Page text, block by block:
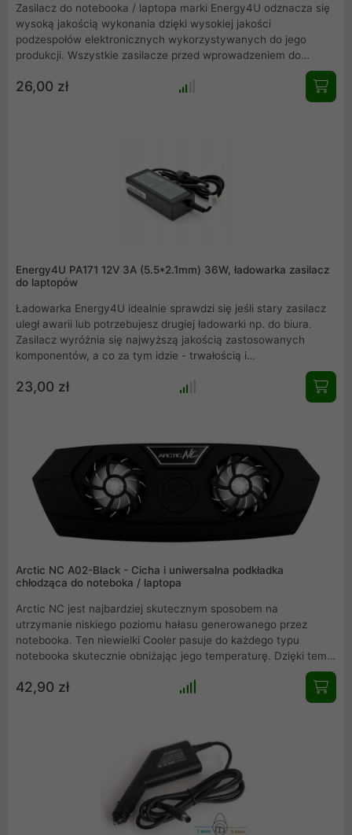
Zasilacz do notebooka / laptopa marki Energy4U odznacza się
wysoką jakością wykonania dzięki wysokiej jakości
podzespołów elektronicznych wykorzystywanych do jego
produkcji. Wszystkie zasilacze przed wprowadzeniem do
sprzedaży poddawane są testom wytrzymałościowym, dzięki
czemu mamy pewność, że do Klienta trafia produkt najwyższej
jakości. Ładowarka Energy4U idealnie sprawdzi się jeśli stary
26,00 zł
Energy4U PA171 12V 3A (5.5*2.1mm) 36W, ładowarka zasilacz
do laptopów
Ładowarka Energy4U idealnie sprawdzi się jeśli stary zasilacz
uległ awarii lub potrzebujesz drugiej ładowarki np. do biura.
Zasilacz wyróżnia się najwyższą jakością zastosowanych
komponentów, a co za tym idzie - trwałością i
sprawdzi się jeśli stary zasilacz uległ awarii lub potrzebujesz
drugiej ładowarki np. do biura. Zasilacz wyróżnia się najwyższą
23,00 zł
Arctic NC A02-Black - Cicha i uniwersalna podkładka
chłodząca do noteboka / laptopa
Arctic NC jest najbardziej skutecznym sposobem na
utrzymanie niskiego poziomu hałasu generowanego przez
notebooka. Ten niewielki Cooler pasuje do każdego typu
notebooka skutecznie obniżając jego temperaturę. Dzięki temu
niskim kosztem możesz przedłużyć żywotność podzespołów
swojego komputera. Dodatkową korzyścią są cztery porty USB
42,90 zł